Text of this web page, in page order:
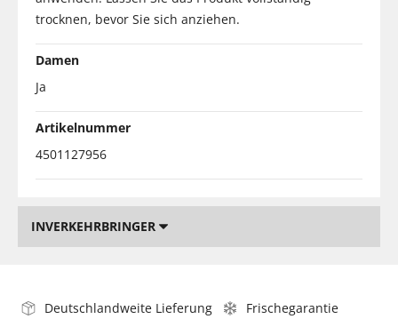
trocknen, bevor Sie sich anziehen.
Damen
Ja
Artikelnummer
4501127956
INVERKEHRBRINGER
Deutschlandweite Lieferung
Frischegarantie